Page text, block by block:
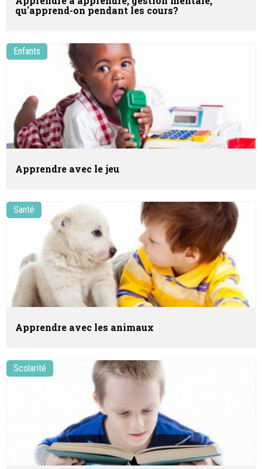
qu'apprend-on pendant les cours?
Enfants
Apprendre avec le jeu
Santé
Apprendre avec les animaux
Scolarité